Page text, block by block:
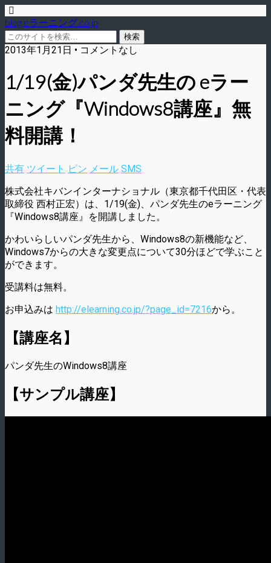
blog.eラーニング.co.jp
2013年1月21日 • コメントなし
1/19(金)パンダ先生の eラー
ニング『Windows8講座』無
料開講！
共有 ツイート ピン メール SMS
株式会社キバンインターナショナル（東京都千代田区・代表
取締役 西村正宏）は、1/19(金)、パンダ先生のeラーニング
『Windows8講座』を開講しました。
かわいらしいパンダ先生から、Windows8の新機能など、
Windows7からの大きな変更点について30分ほどで学ぶこと
ができます。
受講料は無料。
お申込みは http://elearning.co.jp/?page_id=7216から。
【講座名】
パンダ先生のWindows8講座
【サンプル講座】